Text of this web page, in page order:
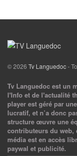
© 2026 Tv Languedoc-
Tv Languedoc est un
l'Info et de l'actualité
player est géré par
lucratif, et n’a donc
structure œuvre une
contributeurs du web,
média est en accès
paywal et publicité.